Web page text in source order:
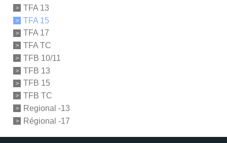
TFA 13
TFA 15
TFA 17
TFA TC
TFB 10/11
TFB 13
TFB 15
TFB TC
Regional -13
Régional -17